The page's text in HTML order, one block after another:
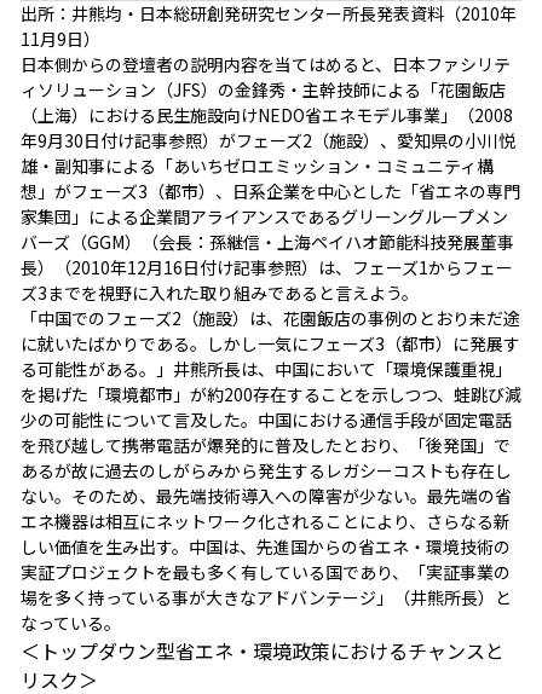
出所：井熊均・日本総研創発研究センター所長発表資料（2010年
11月9日）
日本側からの登壇者の説明内容を当てはめると、日本ファシリテ
ィソリューション（JFS）の金鋒秀・主幹技師による「花園飯店
（上海）における民生施設向けNEDO省エネモデル事業」（2008
年9月30日付け記事参照）がフェーズ2（施設）、愛知県の小川悦
雄・副知事による「あいちゼロエミッション・コミュニティ構
想」がフェーズ3（都市）、日系企業を中心とした「省エネの専門
家集団」による企業間アライアンスであるグリーングループメン
バーズ（GGM）（会長：孫継信・上海ペイハオ節能科技発展董事
長）（2010年12月16日付け記事参照）は、フェーズ1からフェー
ズ3までを視野に入れた取り組みであると言えよう。
「中国でのフェーズ2（施設）は、花園飯店の事例のとおり未だ途
に就いたばかりである。しかし一気にフェーズ3（都市）に発展す
る可能性がある。」井熊所長は、中国において「環境保護重視」
を掲げた「環境都市」が約200存在することを示しつつ、蛙跳び減
少の可能性について言及した。中国における通信手段が固定電話
を飛び越して携帯電話が爆発的に普及したとおり、「後発国」で
あるが故に過去のしがらみから発生するレガシーコストも存在し
ない。そのため、最先端技術導入への障害が少ない。最先端の省
エネ機器は相互にネットワーク化されることにより、さらなる新
しい価値を生み出す。中国は、先進国からの省エネ・環境技術の
実証プロジェクトを最も多く有している国であり、「実証事業の
場を多く持っている事が大きなアドバンテージ」（井熊所長）と
なっている。
＜トップダウン型省エネ・環境政策におけるチャンスと
リスク＞